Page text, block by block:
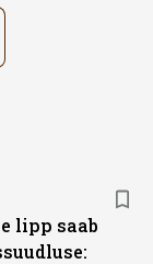
lipp saab